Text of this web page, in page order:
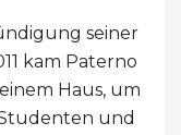
seiner
kam Paterno
Haus, um
und